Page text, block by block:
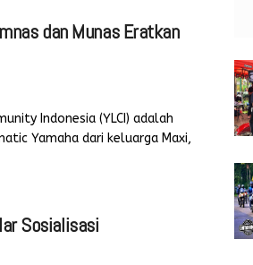
dan Munas Eratkan
Indonesia (YLCI) adalah
Yamaha dari keluarga Maxi,
Sosialisasi